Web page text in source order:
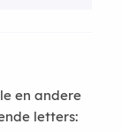
en andere
letters: